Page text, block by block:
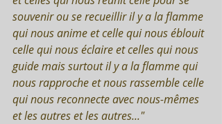
souvenir ou se recueillir il y a la flamme
qui nous anime et celle qui nous éblouit
celle qui nous éclaire et celles qui nous
guide mais surtout il y a la flamme qui
nous rapproche et nous rassemble celle
qui nous reconnecte avec nous-mêmes
et les autres et les autres..."